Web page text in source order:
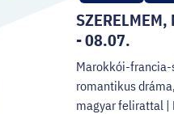
SZERELMEM,
- 08.07.
Marokkói-
romantikus
magyar felirattal |